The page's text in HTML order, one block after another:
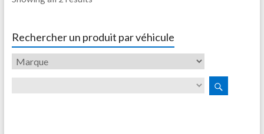
Rechercher un produit par véhicule